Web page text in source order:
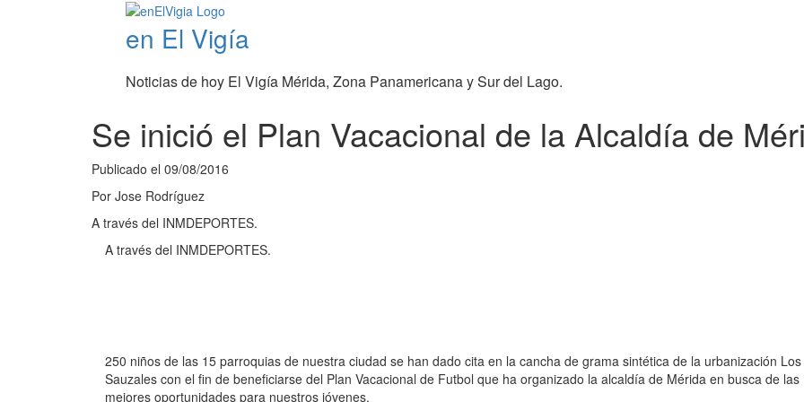
en El Vigía
Noticias de hoy El Vigía Mérida, Zona Panamericana y Sur del Lago.
Se inició el Plan Vacacional de la Alcaldía de
Publicado el 09/08/2016
Por Jose Rodríguez
A través del INMDEPORTES.
A través del INMDEPORTES.
250 niños de las 15 parroquias de nuestra ciudad se han dado cita en la cancha de grama sintética de la urbanización Los
Sauzales con el fin de beneficiarse del Plan Vacacional de Futbol que ha organizado la alcaldía de Mérida en busca de las
mejores oportunidades para nuestros jóvenes.